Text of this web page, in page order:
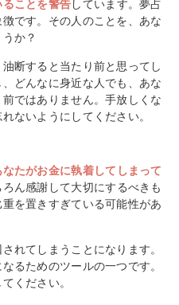
ことを警告しています。夢占
です。その人のことを、あな
か？
断すると当たり前と思ってし
どんなに身近な人でも、あな
ではありません。手放しくな
ないようにしてください。
なたがお金に執着してしまって
ん感謝して大切にするべきも
を置きすぎている可能性があ
れてしまうことになります。
るためのツールの一つです。
ください。